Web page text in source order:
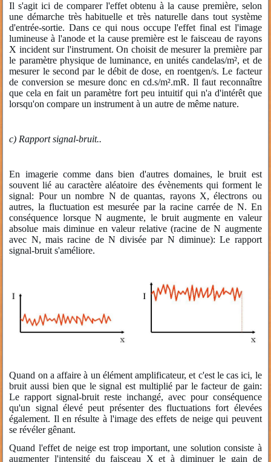
Il s'agit ici de comparer l'effet obtenu à la cause première, selon
une démarche très habituelle et très naturelle dans tout système
d'entrée-sortie. Dans ce qui nous occupe l'effet final est l'image
lumineuse à l'anode et la cause première est le faisceau de rayons
X incident sur l'instrument. On choisit de mesurer la première par
le paramètre physique de luminance, en unités candelas/m², et de
mesurer le second par le débit de dose, en roentgen/s. Le facteur
de conversion se mesure donc en cd.s/m².mR. Il faut reconnaître
que cela en fait un paramètre fort peu intuitif qui n'a d'intérêt que
lorsqu'on compare un instrument à un autre de même nature.
c) Rapport signal-bruit..
En imagerie comme dans bien d'autres domaines, le bruit est
souvent lié au caractère aléatoire des évènements qui forment le
signal: Pour un nombre N de quantas, rayons X, électrons ou
autres, la fluctuation est mesurée par la racine carrée de N. En
conséquence lorsque N augmente, le bruit augmente en valeur
absolue mais diminue en valeur relative (racine de N augmente
avec N, mais racine de N divisée par N diminue): Le rapport
signal-bruit s'améliore.
Quand on a affaire à un élément amplificateur, et c'est le cas ici, le
bruit aussi bien que le signal est multiplié par le facteur de gain:
Le rapport signal-bruit reste inchangé, avec pour conséquence
qu'un signal élevé peut présenter des fluctuations fort élevées
également. Il en résulte à l'image des effets de neige qui peuvent
se révéler gênant.
Quand l'effet de neige est trop important, une solution consiste à
augmenter l'intensité du faisceau X et à diminuer le gain de